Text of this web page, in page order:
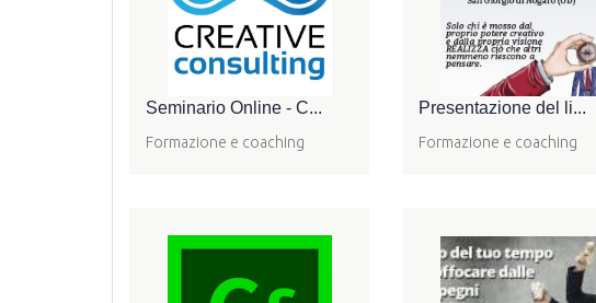
Seminario Online - C...
Formazione e coaching
Presentazione del li...
Formazione e coaching